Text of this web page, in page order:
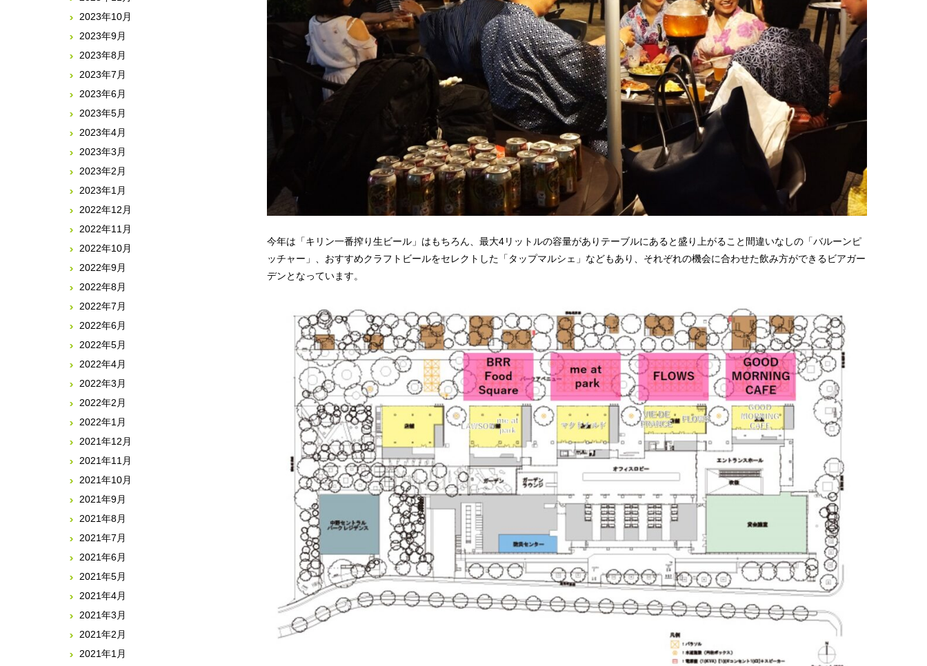
今年は「キリン一番搾り生ビール」はもちろん、最大4リットルの容量がありテーブルにあると盛り上がること間違いなしの「バルーンピ
ッチャー」、おすすめクラフトビールをセレクトした「タップマルシェ」などもあり、それぞれの機会に合わせた飲み方ができるビアガー
デンとなっています。
2023年10月
2023年9月
2023年8月
2023年7月
2023年6月
2023年5月
2023年4月
2023年3月
2023年2月
2023年1月
2022年12月
2022年11月
2022年10月
2022年9月
2022年8月
2022年7月
2022年6月
2022年5月
2022年4月
2022年3月
2022年2月
2022年1月
2021年12月
2021年11月
2021年10月
2021年9月
2021年8月
2021年7月
2021年6月
2021年5月
2021年4月
2021年3月
2021年2月
2021年1月